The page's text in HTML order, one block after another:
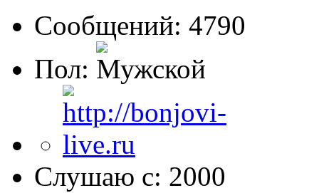
Сообщений: 4790
Пол:
Слушаю с: 2000